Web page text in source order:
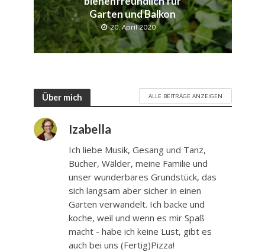
Garten und Balkon
20. April 2020
Über mich ALLE BEITRÄGE ANZEIGEN
Izabella
Ich liebe Musik, Gesang und Tanz,
Bücher, Wälder, meine Familie und
unser wunderbares Grundstück, das
sich langsam aber sicher in einen
Garten verwandelt. Ich backe und
koche, weil und wenn es mir Spaß
macht - habe ich keine Lust, gibt es
auch bei uns (Fertig)Pizza!